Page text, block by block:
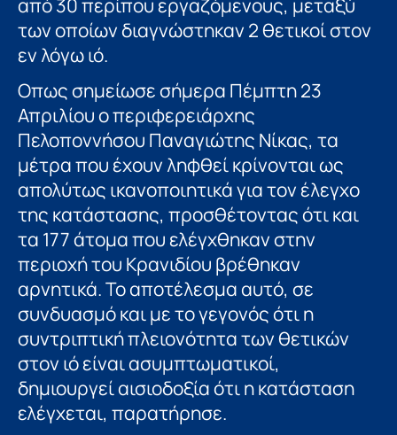
των οποίων διαγνώστηκαν 2 θετικοί στον
εν λόγω ιό.
Οπως σημείωσε σήμερα Πέμπτη 23
Απριλίου ο περιφερειάρχης
Πελοποννήσου Παναγιώτης Νίκας, τα
μέτρα που έχουν ληφθεί κρίνονται ως
απολύτως ικανοποιητικά για τον έλεγχο
της κατάστασης, προσθέτοντας ότι και
τα 177 άτομα που ελέγχθηκαν στην
περιοχή του Κρανιδίου βρέθηκαν
αρνητικά. Το αποτέλεσμα αυτό, σε
συνδυασμό και με το γεγονός ότι η
συντριπτική πλειονότητα των θετικών
στον ιό είναι ασυμπτωματικοί,
δημιουργεί αισιοδοξία ότι η κατάσταση
ελέγχεται, παρατήρησε.